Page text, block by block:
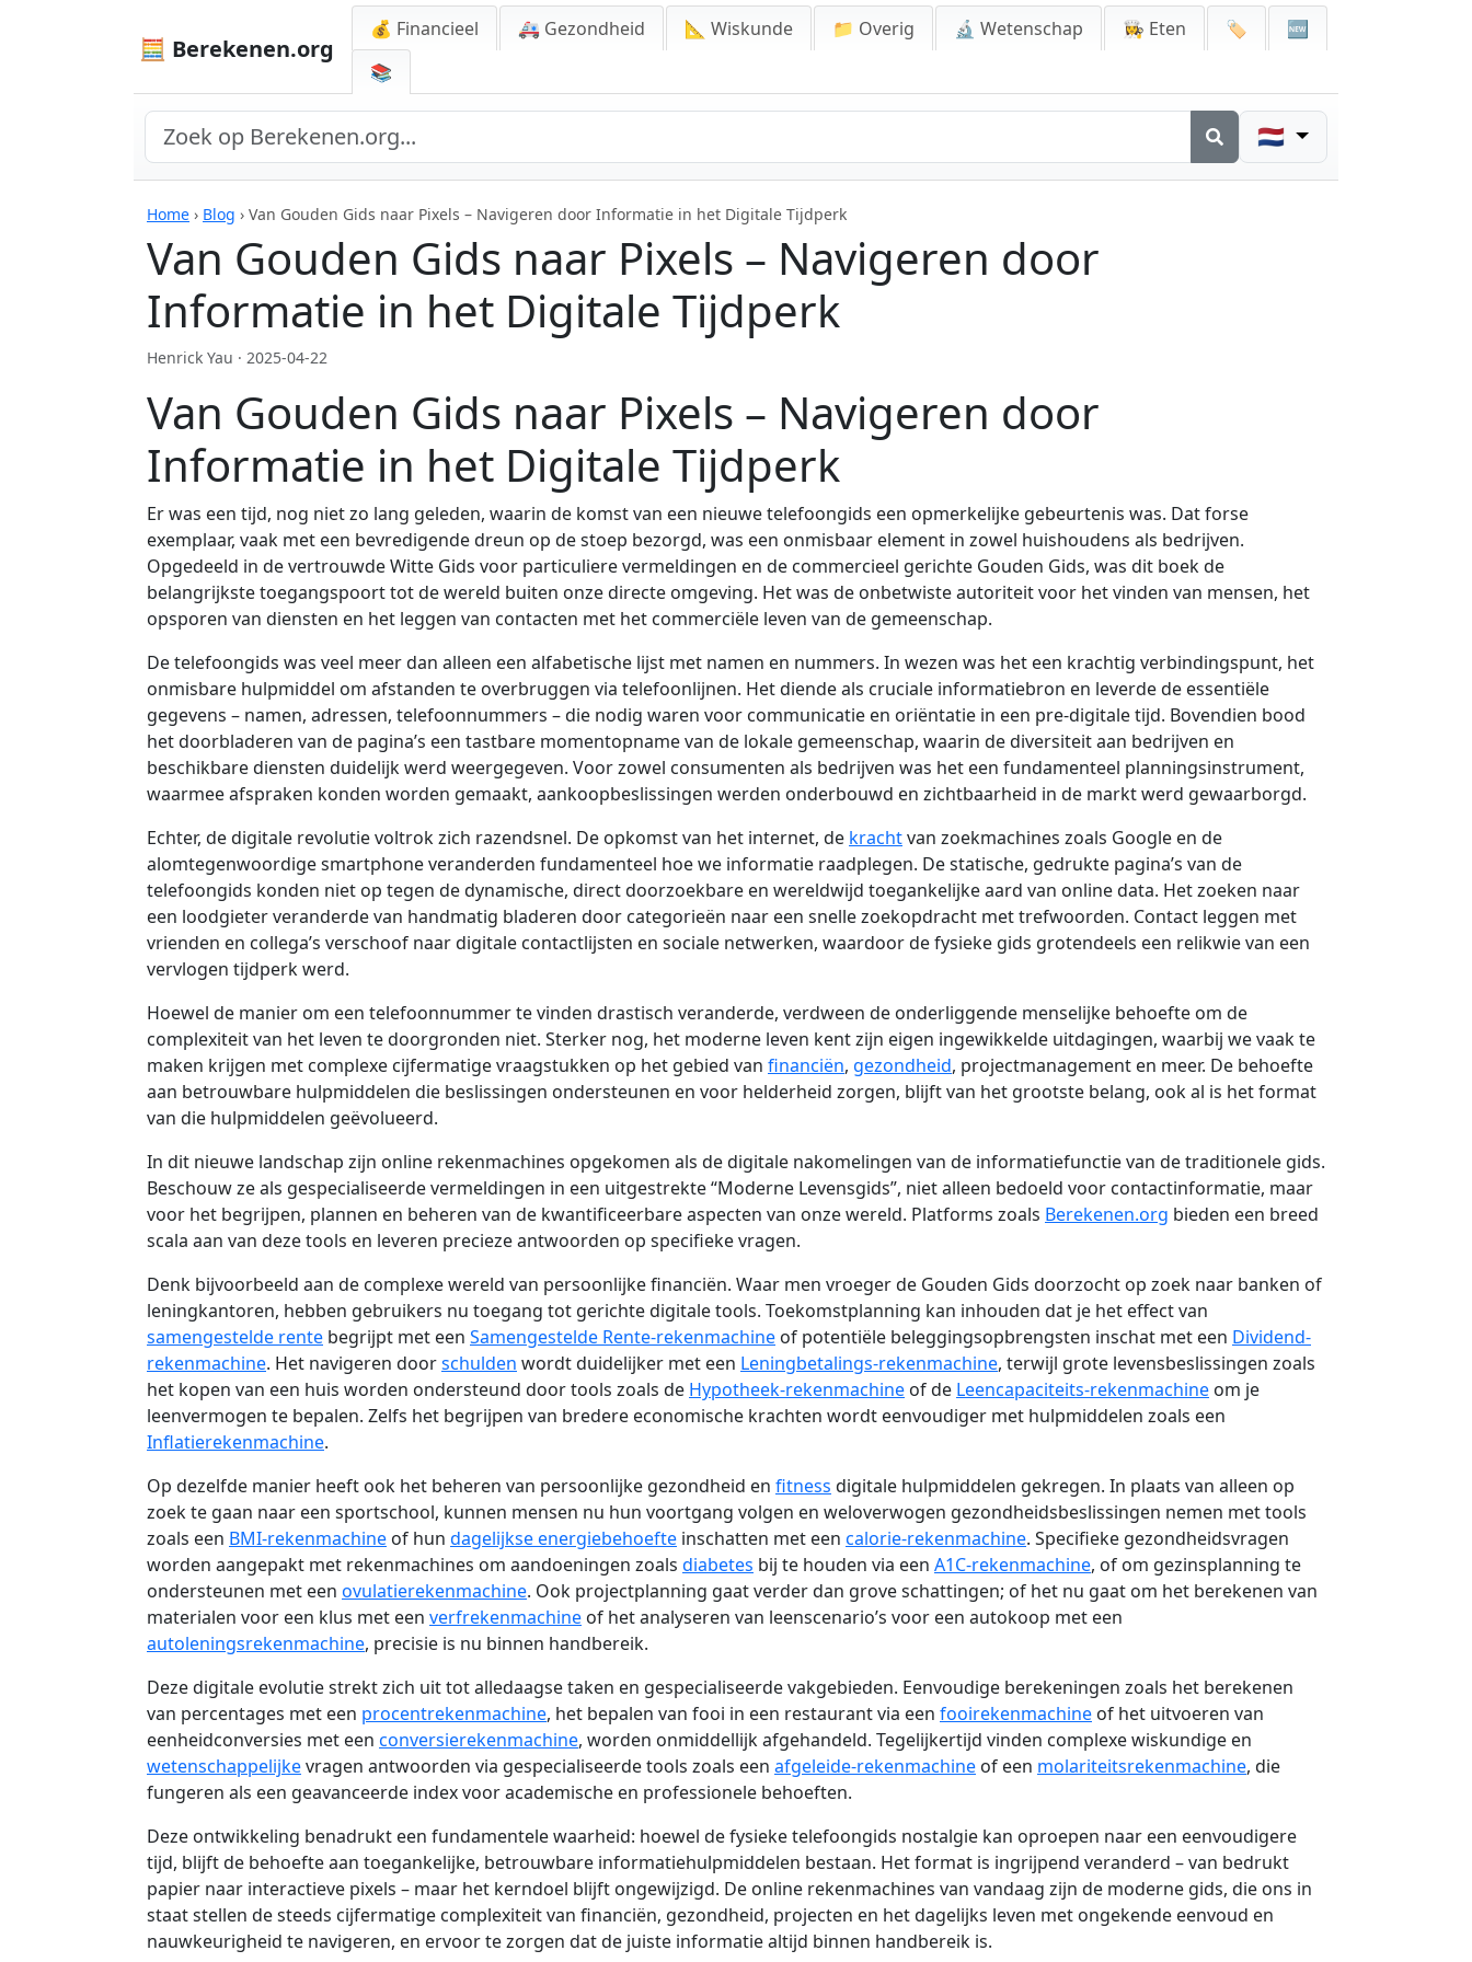
🧮 Berekenen.org
💰 Financieel 🚑 Gezondheid 📐 Wiskunde 📁 Overig 🔬 Wetenschap 👩‍🍳 Eten 🏷️
🆕
📚
🇳🇱
Home › Blog › Van Gouden Gids naar Pixels – Navigeren door Informatie in het Digitale Tijdperk
Van Gouden Gids naar Pixels – Navigeren door
Informatie in het Digitale Tijdperk
Henrick Yau · 2025-04-22
Van Gouden Gids naar Pixels – Navigeren door
Informatie in het Digitale Tijdperk
Er was een tijd, nog niet zo lang geleden, waarin de komst van een nieuwe telefoongids een opmerkelijke gebeurtenis was. Dat forse
exemplaar, vaak met een bevredigende dreun op de stoep bezorgd, was een onmisbaar element in zowel huishoudens als bedrijven.
Opgedeeld in de vertrouwde Witte Gids voor particuliere vermeldingen en de commercieel gerichte Gouden Gids, was dit boek de
belangrijkste toegangspoort tot de wereld buiten onze directe omgeving. Het was de onbetwiste autoriteit voor het vinden van mensen, het
opsporen van diensten en het leggen van contacten met het commerciële leven van de gemeenschap.
De telefoongids was veel meer dan alleen een alfabetische lijst met namen en nummers. In wezen was het een krachtig verbindingspunt, het
onmisbare hulpmiddel om afstanden te overbruggen via telefoonlijnen. Het diende als cruciale informatiebron en leverde de essentiële
gegevens – namen, adressen, telefoonnummers – die nodig waren voor communicatie en oriëntatie in een pre-digitale tijd. Bovendien bood
het doorbladeren van de pagina’s een tastbare momentopname van de lokale gemeenschap, waarin de diversiteit aan bedrijven en
beschikbare diensten duidelijk werd weergegeven. Voor zowel consumenten als bedrijven was het een fundamenteel planningsinstrument,
waarmee afspraken konden worden gemaakt, aankoopbeslissingen werden onderbouwd en zichtbaarheid in de markt werd gewaarborgd.
Echter, de digitale revolutie voltrok zich razendsnel. De opkomst van het internet, de krachtvan zoekmachines zoals Google en de
alomtegenwoordige smartphone veranderden fundamenteel hoe we informatie raadplegen. De statische, gedrukte pagina’s van de
telefoongids konden niet op tegen de dynamische, direct doorzoekbare en wereldwijd toegankelijke aard van online data. Het zoeken naar
een loodgieter veranderde van handmatig bladeren door categorieën naar een snelle zoekopdracht met trefwoorden. Contact leggen met
vrienden en collega’s verschoof naar digitale contactlijsten en sociale netwerken, waardoor de fysieke gids grotendeels een relikwie van een
vervlogen tijdperk werd.
Hoewel de manier om een telefoonnummer te vinden drastisch veranderde, verdween de onderliggende menselijke behoefte om de
complexiteit van het leven te doorgronden niet. Sterker nog, het moderne leven kent zijn eigen ingewikkelde uitdagingen, waarbij we vaak te
maken krijgen met complexe cijfermatige vraagstukken op het gebied van financiën, gezondheid, projectmanagement en meer. De behoefte
aan betrouwbare hulpmiddelen die beslissingen ondersteunen en voor helderheid zorgen, blijft van het grootste belang, ook al is het format
van die hulpmiddelen geëvolueerd.
In dit nieuwe landschap zijn online rekenmachines opgekomen als de digitale nakomelingen van de informatiefunctie van de traditionele gids.
Beschouw ze als gespecialiseerde vermeldingen in een uitgestrekte “Moderne Levensgids”, niet alleen bedoeld voor contactinformatie, maar
voor het begrijpen, plannen en beheren van de kwantificeerbare aspecten van onze wereld. Platforms zoals Berekenen.org bieden een breed
scala aan van deze tools en leveren precieze antwoorden op specifieke vragen.
Denk bijvoorbeeld aan de complexe wereld van persoonlijke financiën. Waar men vroeger de Gouden Gids doorzocht op zoek naar banken of
leningkantoren, hebben gebruikers nu toegang tot gerichte digitale tools. Toekomstplanning kan inhouden dat je het effect van
samengestelde rente begrijpt met een Samengestelde Rente-rekenmachine of potentiële beleggingsopbrengsten inschat met een Dividend-
rekenmachine. Het navigeren doorschulden wordt duidelijker met een Leningbetalings-rekenmachine, terwijl grote levensbeslissingen zoals
het kopen van een huis worden ondersteund door tools zoals de Hypotheek-rekenmachine of de Leencapaciteits-rekenmachine om je
leenvermogen te bepalen. Zelfs het begrijpen van bredere economische krachten wordt eenvoudiger met hulpmiddelen zoals een
Inflatierekenmachine.
Op dezelfde manier heeft ook het beheren van persoonlijke gezondheid en fitness digitale hulpmiddelen gekregen. In plaats van alleen op
zoek te gaan naar een sportschool, kunnen mensen nu hun voortgang volgen en weloverwogen gezondheidsbeslissingen nemen met tools
zoals een BMI-rekenmachine of hun dagelijkse energiebehoefte inschatten met een calorie-rekenmachine. Specifieke gezondheidsvragen
worden aangepakt met rekenmachines om aandoeningen zoals diabetes bij te houden via een A1C-rekenmachine, of om gezinsplanning te
ondersteunen met een ovulatierekenmachine. Ook projectplanning gaat verder dan grove schattingen; of het nu gaat om het berekenen van
materialen voor een klus met een verfrekenmachine of het analyseren van leenscenario’s voor een autokoop met een
autoleningsrekenmachine, precisie is nu binnen handbereik.
Deze digitale evolutie strekt zich uit tot alledaagse taken en gespecialiseerde vakgebieden. Eenvoudige berekeningen zoals het berekenen
van percentages met een procentrekenmachine, het bepalen van fooi in een restaurant via een fooirekenmachine of het uitvoeren van
eenheidconversies met een conversierekenmachine, worden onmiddellijk afgehandeld. Tegelijkertijd vinden complexe wiskundige en
wetenschappelijkevragen antwoorden via gespecialiseerde tools zoals een afgeleide-rekenmachine of een molariteitsrekenmachine, die
fungeren als een geavanceerde index voor academische en professionele behoeften.
Deze ontwikkeling benadrukt een fundamentele waarheid: hoewel de fysieke telefoongids nostalgie kan oproepen naar een eenvoudigere
tijd, blijft de behoefte aan toegankelijke, betrouwbare informatiehulpmiddelen bestaan. Het format is ingrijpend veranderd – van bedrukt
papier naar interactieve pixels – maar het kerndoel blijft ongewijzigd. De online rekenmachines van vandaag zijn de moderne gids, die ons in
staat stellen de steeds cijfermatige complexiteit van financiën, gezondheid, projecten en het dagelijks leven met ongekende eenvoud en
nauwkeurigheid te navigeren, en ervoor te zorgen dat de juiste informatie altijd binnen handbereik is.